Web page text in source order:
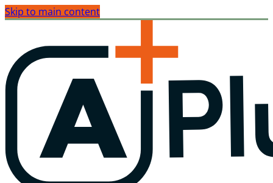
Skip to main content